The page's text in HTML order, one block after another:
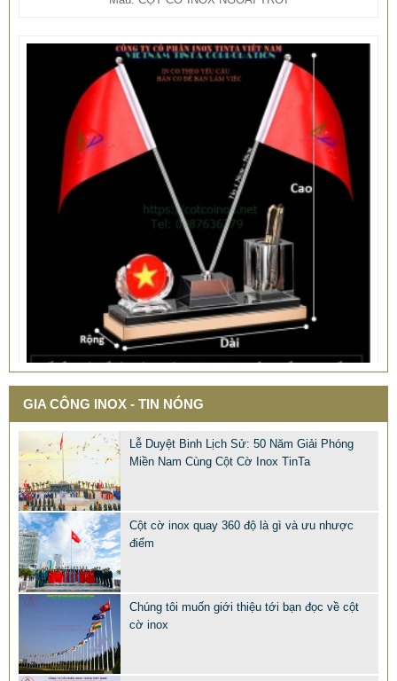
CỜ ĐỂ BÀN & HỘP BÚT CAO CẤP
2.968.680 VNĐ2.986.860 VNĐ
Mẫu: QUA TANG Y NGHIA CHO SEP
GIA CÔNG INOX - TIN NÓNG
Lễ Duyệt Binh Lịch Sử: 50 Năm Giải Phóng
Miền Nam Cùng Cột Cờ Inox TinTa
Cột cờ inox quay 360 độ là gì và ưu nhược
điểm
Chúng tôi muốn giới thiệu tới bạn đọc về cột
cờ inox